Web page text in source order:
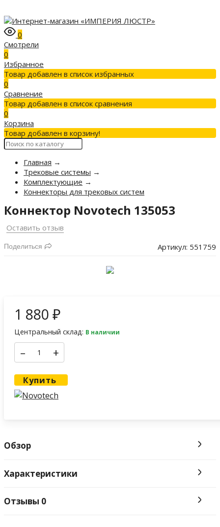
0
Смотрели
0
Избранное
Товар добавлен в список избранных
0
Сравнение
Товар добавлен в список сравнения
0
Корзина
Товар добавлен в корзину!
Главная →
Трековые системы →
Комплектующие →
Коннекторы для трековых систем
Коннектор Novotech 135053
Оставить отзыв
Поделиться Артикул: 551759
1 880 ₽
Центральный склад: В наличии
– +
Купить
Обзор
Характеристики
Отзывы 0